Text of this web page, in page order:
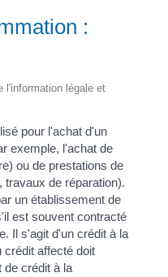
:
l'information légale et
pour l'achat d'un
exemple, l'achat de
ou de prestations de
de réparation).
un établissement de
est souvent contracté
Il s'agit d'un crédit à la
crédit affecté doit
de crédit à la